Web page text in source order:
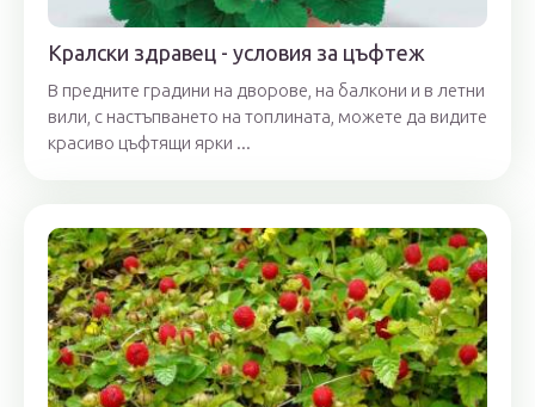
Кралски здравец - условия за цъфтеж
В предните градини на дворове, на балкони и в летни
вили, с настъпването на топлината, можете да видите
красиво цъфтящи ярки ...